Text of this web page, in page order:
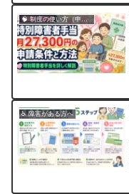
🧠 制度の使い方（申請・相談など）
♿ 障害がある方へ